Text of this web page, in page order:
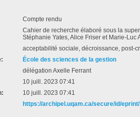
Compte rendu
Cahier de recherche élaboré sous la
Stéphanie Yates, Alice Friser et Marie-Luc
acceptabilité sociale, décroissance, post-
École des sciences de la gestion
délégation Axelle Ferrant
10 juill. 2023 07:41
10 juill. 2023 07:41
https://archipel.uqam.ca/secure/id/